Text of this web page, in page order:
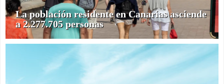
La población residente en Canarias asciende
a 2.277.705 personas